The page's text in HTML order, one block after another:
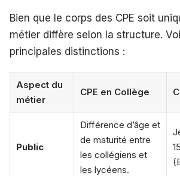
Bien que le corps des CPE soit
métier diffère selon la structure.
principales distinctions :
Aspect du
métier
CPE en Collège
Public
Différence d’âge et
de maturité entre
les collégiens et
les lycéens.